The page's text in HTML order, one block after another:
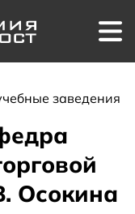
заведения
Осокина